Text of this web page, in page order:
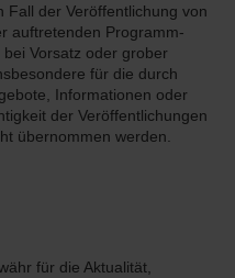
Fall der Veröffentlichung von
auftretenden Programm-
Vorsatz oder grober
für die durch
Informationen oder
der Veröffentlichungen
übernommen werden.
für die Aktualität,